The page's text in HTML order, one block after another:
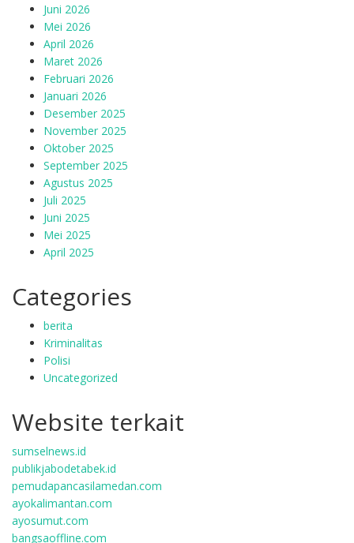
Juni 2026
Mei 2026
April 2026
Maret 2026
Februari 2026
Januari 2026
Desember 2025
November 2025
Oktober 2025
September 2025
Agustus 2025
Juli 2025
Juni 2025
Mei 2025
April 2025
Categories
berita
Kriminalitas
Polisi
Uncategorized
Website terkait
sumselnews.id
publikjabodetabek.id
pemudapancasilamedan.com
ayokalimantan.com
ayosumut.com
bangsaoffline.com